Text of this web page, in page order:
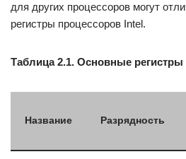
для других процессоров могут
регистры процессоров Intel.
Таблица 2.1. Основные регистры
Название Разрядность